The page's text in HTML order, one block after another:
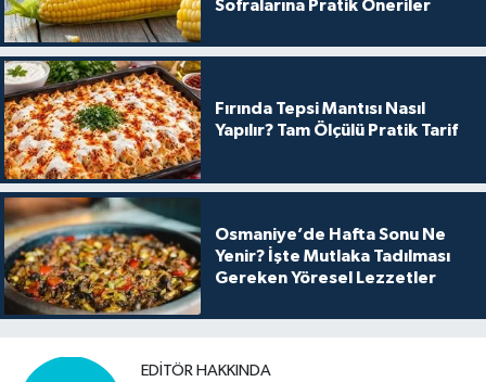
Sofralarına Pratik Öneriler
Fırında Tepsi Mantısı Nasıl
Yapılır? Tam Ölçülü Pratik Tarif
Osmaniye’de Hafta Sonu Ne
Yenir? İşte Mutlaka Tadılması
Gereken Yöresel Lezzetler
EDITÖR HAKKINDA